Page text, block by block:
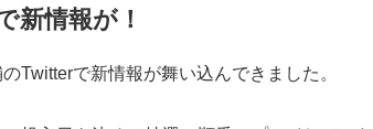
新情報が！
Twitterで新情報が舞い込んできました。